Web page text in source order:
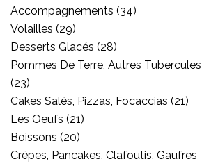
Accompagnements (34)
Volailles (29)
Desserts Glacés (28)
Pommes De Terre, Autres Tubercules
(23)
Cakes Salés, Pizzas, Focaccias (21)
Les Oeufs (21)
Boissons (20)
Crêpes, Pancakes, Clafoutis, Gaufres